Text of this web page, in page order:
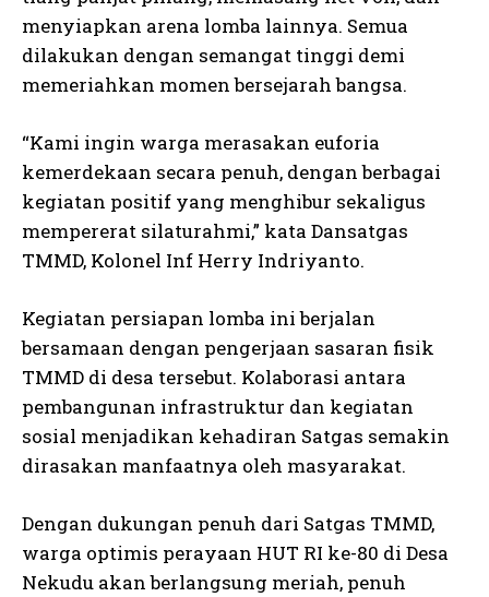
menyiapkan arena lomba lainnya. Semua
dilakukan dengan semangat tinggi demi
memeriahkan momen bersejarah bangsa.
“Kami ingin warga merasakan euforia
kemerdekaan secara penuh, dengan berbagai
kegiatan positif yang menghibur sekaligus
mempererat silaturahmi,” kata Dansatgas
TMMD, Kolonel Inf Herry Indriyanto.
Kegiatan persiapan lomba ini berjalan
bersamaan dengan pengerjaan sasaran fisik
TMMD di desa tersebut. Kolaborasi antara
pembangunan infrastruktur dan kegiatan
sosial menjadikan kehadiran Satgas semakin
dirasakan manfaatnya oleh masyarakat.
Dengan dukungan penuh dari Satgas TMMD,
warga optimis perayaan HUT RI ke-80 di Desa
Nekudu akan berlangsung meriah, penuh